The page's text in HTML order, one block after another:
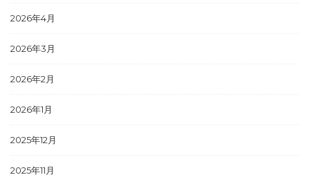
2026年4月
2026年3月
2026年2月
2026年1月
2025年12月
2025年11月